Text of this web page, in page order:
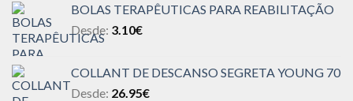
BOLAS TERAPÊUTICAS PARA REABILITAÇÃO
Desde: 3.10€
COLLANT DE DESCANSO SEGRETA YOUNG 70
Desde: 26.95€